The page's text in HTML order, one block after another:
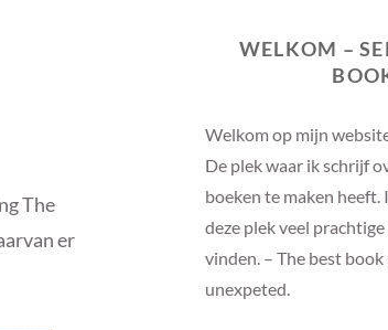
The
er
WELKOM –
Welkom op mijn
De plek waar ik schrijf
boeken te maken heeft.
deze plek veel
vinden. – The best
unexpeted.